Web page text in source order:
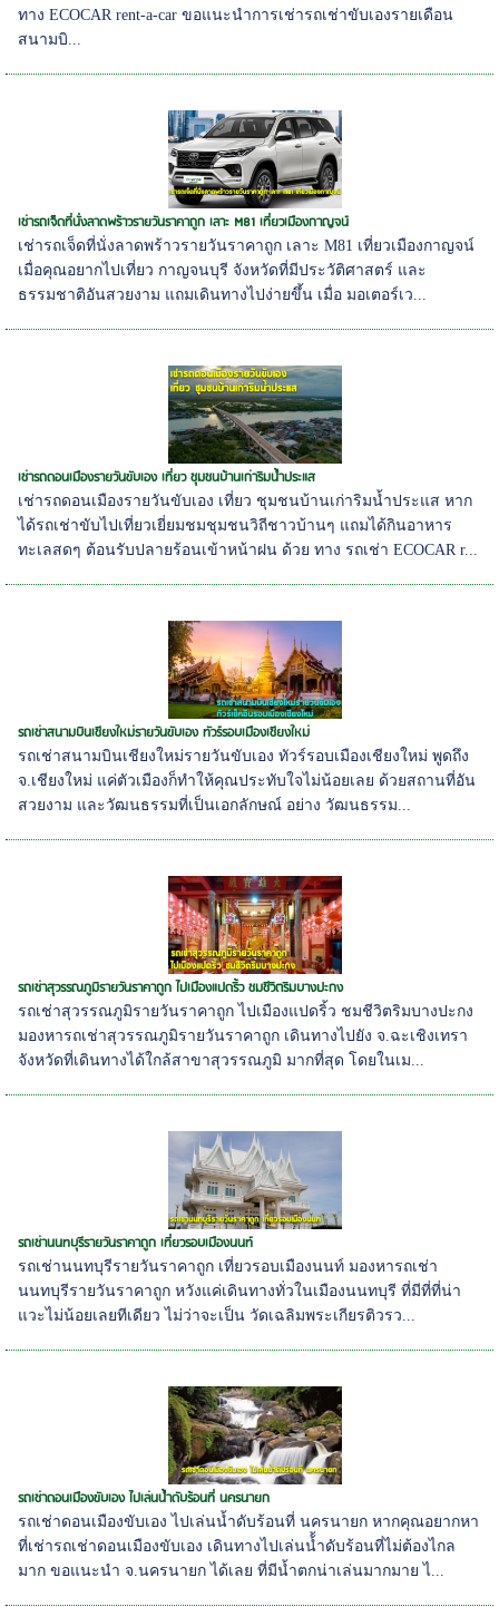
ทาง ECOCAR rent-a-car ขอแนะนำการเช่ารถเช่าขับเองรายเดือน
สนามบิ...
เช่ารถเจ็ดที่นั่งลาดพร้าวรายวันราคาถูก เลาะ M81 เที่ยวเมืองกาญจน์
เช่ารถเจ็ดที่นั่งลาดพร้าวรายวันราคาถูก เลาะ M81 เที่ยวเมืองกาญจน์
เมื่อคุณอยากไปเที่ยว กาญจนบุรี จังหวัดที่มีประวัติศาสตร์ และ
ธรรมชาติอันสวยงาม แถมเดินทางไปง่ายขึ้น เมื่อ มอเตอร์เว...
เช่ารถดอนเมืองรายวันขับเอง เที่ยว ชุมชนบ้านเก่าริมน้ำประแส
เช่ารถดอนเมืองรายวันขับเอง เที่ยว ชุมชนบ้านเก่าริมน้ำประแส หาก
ได้รถเช่าขับไปเที่ยวเยี่ยมชมชุมชนวิถีชาวบ้านๆ แถมได้กินอาหาร
ทะเลสดๆ ต้อนรับปลายร้อนเข้าหน้าฝน ด้วย ทาง รถเช่า ECOCAR r...
รถเช่าสนามบินเชียงใหม่รายวันขับเอง ทัวร์รอบเมืองเชียงใหม่
รถเช่าสนามบินเชียงใหม่รายวันขับเอง ทัวร์รอบเมืองเชียงใหม่ พูดถึง
จ.เชียงใหม่ แค่ตัวเมืองก็ทำให้คุณประทับใจไม่น้อยเลย ด้วยสถานที่อัน
สวยงาม และวัฒนธรรมที่เป็นเอกลักษณ์ อย่าง วัฒนธรรม...
รถเช่าสุวรรณภูมิรายวันราคาถูก ไปเมืองแปดริ้ว ชมชีวิตริมบางปะกง
รถเช่าสุวรรณภูมิรายวันราคาถูก ไปเมืองแปดริ้ว ชมชีวิตริมบางปะกง
มองหารถเช่าสุวรรณภูมิรายวันราคาถูก เดินทางไปยัง จ.ฉะเชิงเทรา
จังหวัดที่เดินทางได้ใกล้สาขาสุวรรณภูมิ มากที่สุด โดยในเม...
รถเช่านนทบุรีรายวันราคาถูก เที่ยวรอบเมืองนนท์
รถเช่านนทบุรีรายวันราคาถูก เที่ยวรอบเมืองนนท์ มองหารถเช่า
นนทบุรีรายวันราคาถูก หวังแค่เดินทางทั่วในเมืองนนทบุรี ที่มีที่ที่น่า
แวะไม่น้อยเลยทีเดียว ไม่ว่าจะเป็น วัดเฉลิมพระเกียรติวรว...
รถเช่าดอนเมืองขับเอง ไปเล่นน้ำดับร้อนที่ นครนายก
รถเช่าดอนเมืองขับเอง ไปเล่นน้ำดับร้อนที่ นครนายก หากคุณอยากหา
ที่เช่ารถเช่าดอนเมืองขับเอง เดินทางไปเล่นน้้ำดับร้อนที่ไม่ต้องไกล
มาก ขอแนะนำ จ.นครนายก ได้เลย ที่มีน้ำตกน่าเล่นมากมาย ไ...